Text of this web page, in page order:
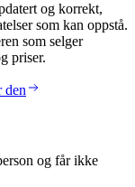
og korrekt,
som kan oppstå.
som selger
priser.
den
og får ikke